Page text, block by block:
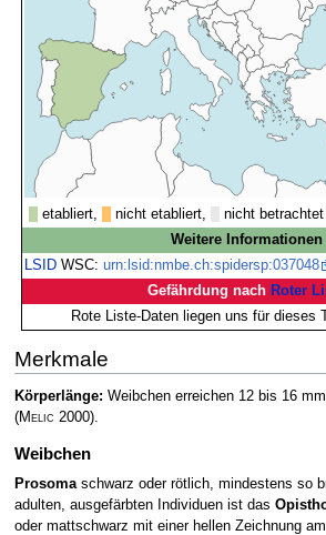
etabliert, nicht etabliert,
nicht betrachtet
Weitere Informationen
LSID WSC:urn:lsid:nmbe.ch:spidersp:037048
Gefährdung nach Roter
Rote Liste-Daten liegen uns für dieses
Merkmale
Körperlänge: Weibchen erreichen 12 bis 16
(Melic 2000).
Weibchen
Prosomaschwarz oder rötlich, mindestens so
adulten, ausgefärbten Individuen ist das
oder mattschwarz mit einer hellen Zeichnung